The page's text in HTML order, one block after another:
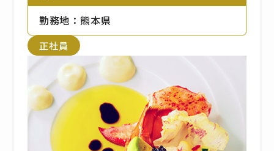
勤務地：熊本県
正社員